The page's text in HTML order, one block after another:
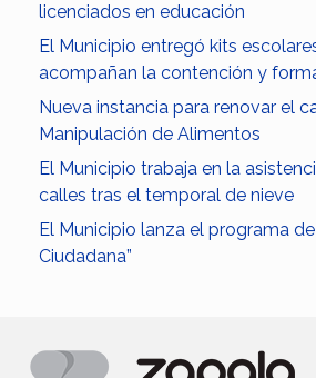
licenciados en educación
El Municipio entregó kits
acompañan la contención y
Nueva instancia para renovar el
Manipulación de Alimentos
El Municipio trabaja en la
calles tras el temporal de nieve
El Municipio lanza el programa
Ciudadana”